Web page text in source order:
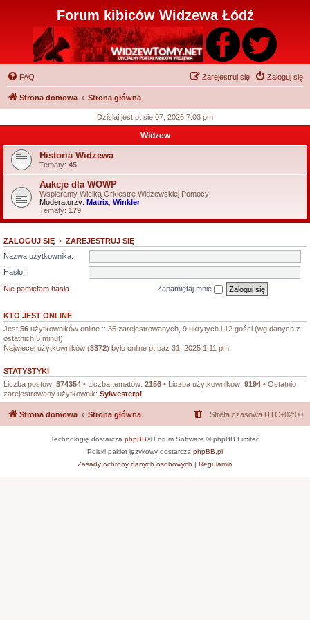
Forum kibiców Widzewa Łódź
FAQ Zaloguj się
Zarejestruj się
Strona domowa Strona główna
Dzisiaj jest pt sie 07, 2026 7:03 pm
Widzew
Historia Widzewa
Tematy: 45
Aukcje dla WOWP
Wspieramy Wielką Orkiestrę Widzewskiej Pomocy
Moderatorzy: Matrix Winkler
Tematy: 179
ZALOGUJ SIĘ • ZAREJESTRUJ SIĘ
Nazwa użytkownika:
Hasło:
Nie pamiętam hasła
Zapamiętaj mnie
KTO JEST ONLINE
Jest 56 użytkowników online :: 35 zarejestrowanych, 9 ukrytych i 12 gości (wg danych z
ostatnich 5 minut)
Najwięcej użytkowników (3372) było online pt paź 31, 2025 1:11 pm
STATYSTYKI
Liczba postów: 374354 • Liczba tematów: 2156 • Liczba użytkowników: 9194 • Ostatnio
zarejestrowany użytkownik: Sylwesterpl
Strona domowa Strona główna Strefa czasowa UTC+02:00
Technologię dostarcza phpBB® Forum Software © phpBB Limited
Polski pakiet językowy dostarcza phpBB.pl
Zasady ochrony danych osobowych | Regulamin